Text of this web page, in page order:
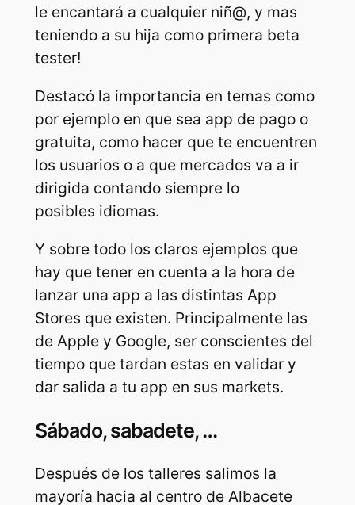
le encantará a cualquier niñ@, y mas
teniendo a su hija como primera beta
tester!
Destacó la importancia en temas como
por ejemplo en que sea app de pago o
gratuita, como hacer que te encuentren
los usuarios o a que mercados va a ir
dirigida contando siempre lo
posibles idiomas.
Y sobre todo los claros ejemplos que
hay que tener en cuenta a la hora de
lanzar una app a las distintas App
Stores que existen. Principalmente las
de Apple y Google, ser conscientes del
tiempo que tardan estas en validar y
dar salida a tu app en sus markets.
Sábado, sabadete, …
Después de los talleres salimos la
mayoría hacia al centro de Albacete